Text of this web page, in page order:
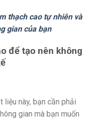
thạch cao tự nhiên và
gian của bạn
để tạo nên không
này, bạn cần phải
gian mà bạn muốn